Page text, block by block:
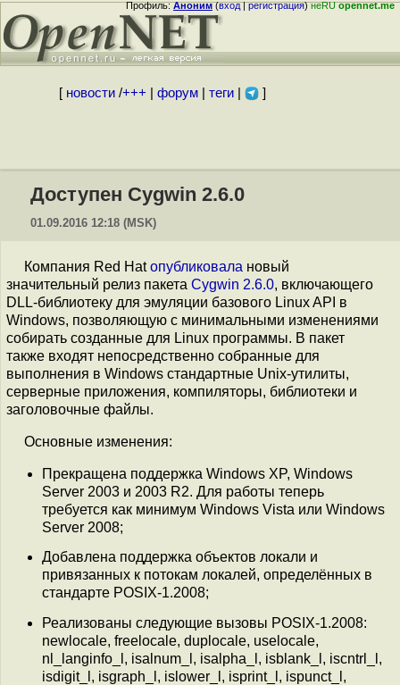
Профиль:Аноним(вход|регистрация)неRUopennet.me
[ новости/+++ форум| теги| ]
Доступен Cygwin 2.6.0
01.09.2016 12:18 (MSK)
Компания Red Hatопубликовала новый
значительный релиз пакета Cygwin 2.6.0, включающего
DLL-библиотеку для эмуляции базового Linux API в
Windows, позволяющую с минимальными изменениями
собирать созданные для Linux программы. В пакет
также входят непосредственно собранные для
выполнения в Windows стандартные Unix-утилиты,
серверные приложения, компиляторы, библиотеки и
заголовочные файлы.
Основные изменения:
Прекращена поддержка Windows XP, Windows
Server 2003 и 2003 R2. Для работы теперь
требуется как минимум Windows Vista или Windows
Server 2008;
Добавлена поддержка объектов локали и
привязанных к потокам локалей, определённых в
стандарте POSIX-1.2008;
Реализованы следующие вызовы POSIX-1.2008:
newlocale, freelocale, duplocale, uselocale,
nl_langinfo_l, isalnum_l, isalpha_l, isblank_l, iscntrl_l,
isdigit_l, isgraph_l, islower_l, isprint_l, ispunct_l,